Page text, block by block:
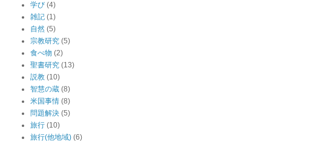
学び (4)
雑記 (1)
自然 (5)
宗教研究 (5)
食べ物 (2)
聖書研究 (13)
説教 (10)
智慧の蔵 (8)
米国事情 (8)
問題解決 (5)
旅行 (10)
旅行(他地域) (6)